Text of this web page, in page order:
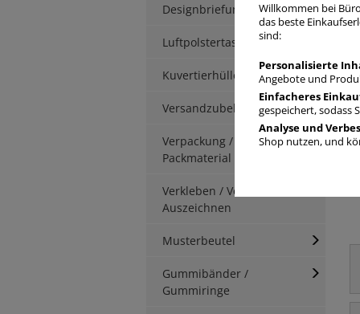
Designbriefumschläge
Luftpolstertaschen
Kuvertierhüllen
Versandzubehör
Verpackung / Kartonage /
Packmaterial
Verkleben / Verschnüren /
Auszeichnen
Musterbeutel
Gummibänder /
Gummiringe
Willkommen bei
das beste
sind:
Personalisierte
Angebote und
Einfacheres
gespeichert, sodass
Analyse und
Shop nutzen, und